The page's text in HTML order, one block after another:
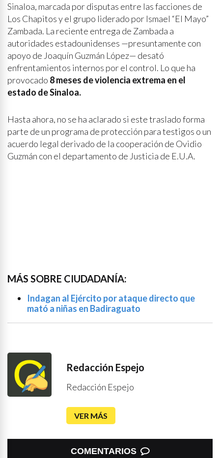
Sinaloa, marcada por disputas entre las facciones de
Los Chapitos y el grupo liderado por Ismael “El Mayo”
Zambada. La reciente entrega de Zambada a
autoridades estadounidenses —presuntamente con
apoyo de Joaquín Guzmán López— desató
enfrentamientos internos por el control. Lo que ha
provocado 8 meses de violencia extrema en el
estado de Sinaloa.
Hasta ahora, no se ha aclarado si este traslado forma
parte de un programa de protección para testigos o un
acuerdo legal derivado de la cooperación de Ovidio
Guzmán con el departamento de Justicia de E.U.A.
MÁS SOBRE CIUDADANÍA:
Indagan al Ejército por ataque directo que
mató a niñas en Badiraguato
Redacción Espejo
Redacción Espejo
VER MÁS
COMENTARIOS